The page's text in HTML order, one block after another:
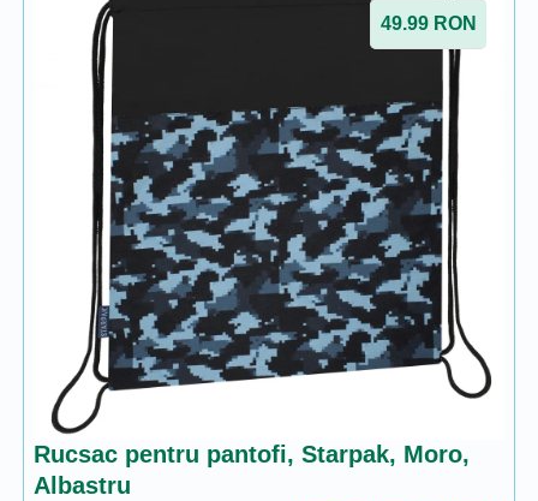
49.99 RON
Rucsac pentru pantofi, Starpak, Moro,
Albastru